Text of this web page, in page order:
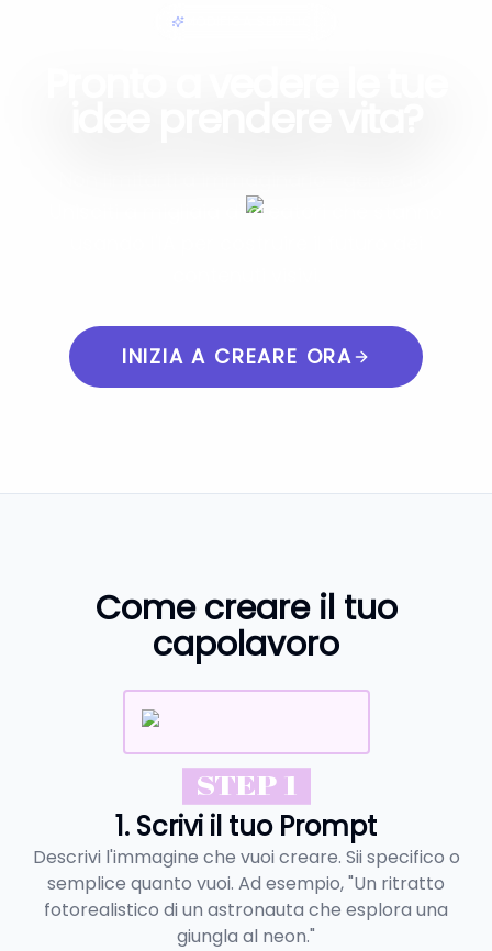
MODIFICA SEMPLICE
Unisciti a migliaia di creatori che stanno
INIZIA A CREARE ORA
Come creare il tuo
capolavoro
STEP 1
1. Scrivi il tuo Prompt
Descrivi l'immagine che vuoi creare. Sii specifico o
semplice quanto vuoi. Ad esempio, "Un ritratto
fotorealistico di un astronauta che esplora una
giungla al neon."